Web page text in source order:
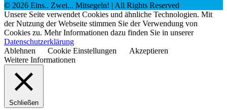
© 2026 Eins.. Zwei... Mitsegeln! | All Rights Reserved
Unsere Seite verwendet Cookies und ähnliche Technologien. Mit
der Nutzung der Webseite stimmen Sie der Verwendung von
Cookies zu. Mehr Informationen dazu finden Sie in unserer
Datenschutzerklärung
Ablehnen
Cookie Einstellungen
Akzeptieren
Weitere Informationen
Schließen